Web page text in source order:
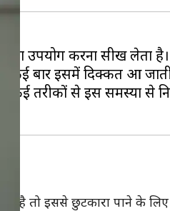
का उपयोग करना सीख लेता है।
कई बार इसमें दिक्कत आ
कई तरीकों से इस समस्या से
है तो इससे छुटकारा पाने के